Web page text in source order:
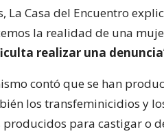
Casa del Encuentro
la realidad de una
realizar una
contó que se han
los transfeminicidios y
producidos para castigar o